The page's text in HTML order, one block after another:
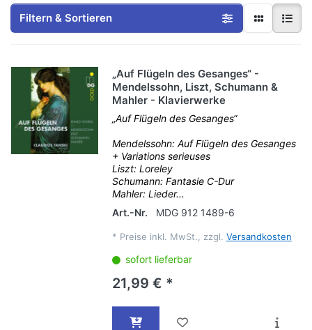
Filtern & Sortieren
„Auf Flügeln des Gesanges“ -
Mendelssohn, Liszt, Schumann &
Mahler - Klavierwerke
„Auf Flügeln des Gesanges“
Mendelssohn: Auf Flügeln des Gesanges
+ Variations serieuses
Liszt: Loreley
Schumann: Fantasie C-Dur
Mahler: Lieder...
Art.-Nr.
MDG 912 1489-6
* Preise inkl. MwSt., zzgl. Versandkosten
sofort lieferbar
21,99 € *